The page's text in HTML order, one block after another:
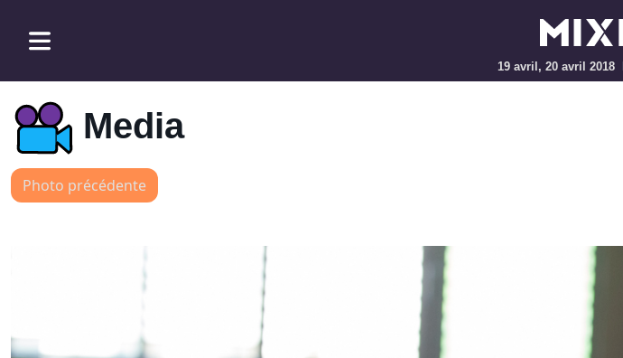
19 avril, 20 avril 2018
Media
Photo précédente